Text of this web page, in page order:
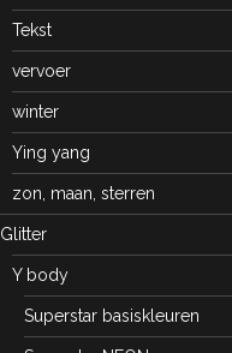
Tekst
vervoer
winter
Ying yang
zon, maan, sterren
Glitter
Y body
Superstar basiskleuren